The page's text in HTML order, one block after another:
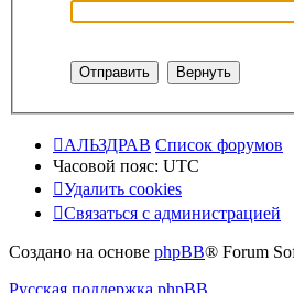
АЛЬЗДРАВ Список форумов
Часовой пояс: UTC
Удалить cookies
Связаться с администрацией
Создано на основе phpBB® Forum
Русская поддержка phpBB